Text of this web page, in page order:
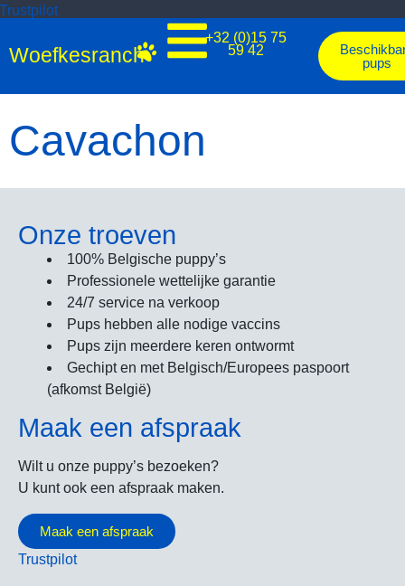
Trustpilot
Woefkesranch
+32 (0)15 75
59 42
pups
Cavachon
Onze troeven
100% Belgische puppy’s
Professionele wettelijke garantie
24/7 service na verkoop
Pups hebben alle nodige vaccins
Pups zijn meerdere keren ontwormt
Gechipt en met Belgisch/Europees paspoort
(afkomst België)
Maak een afspraak
Wilt u onze puppy’s bezoeken?
U kunt ook een afspraak maken.
Maak een afspraak
Trustpilot